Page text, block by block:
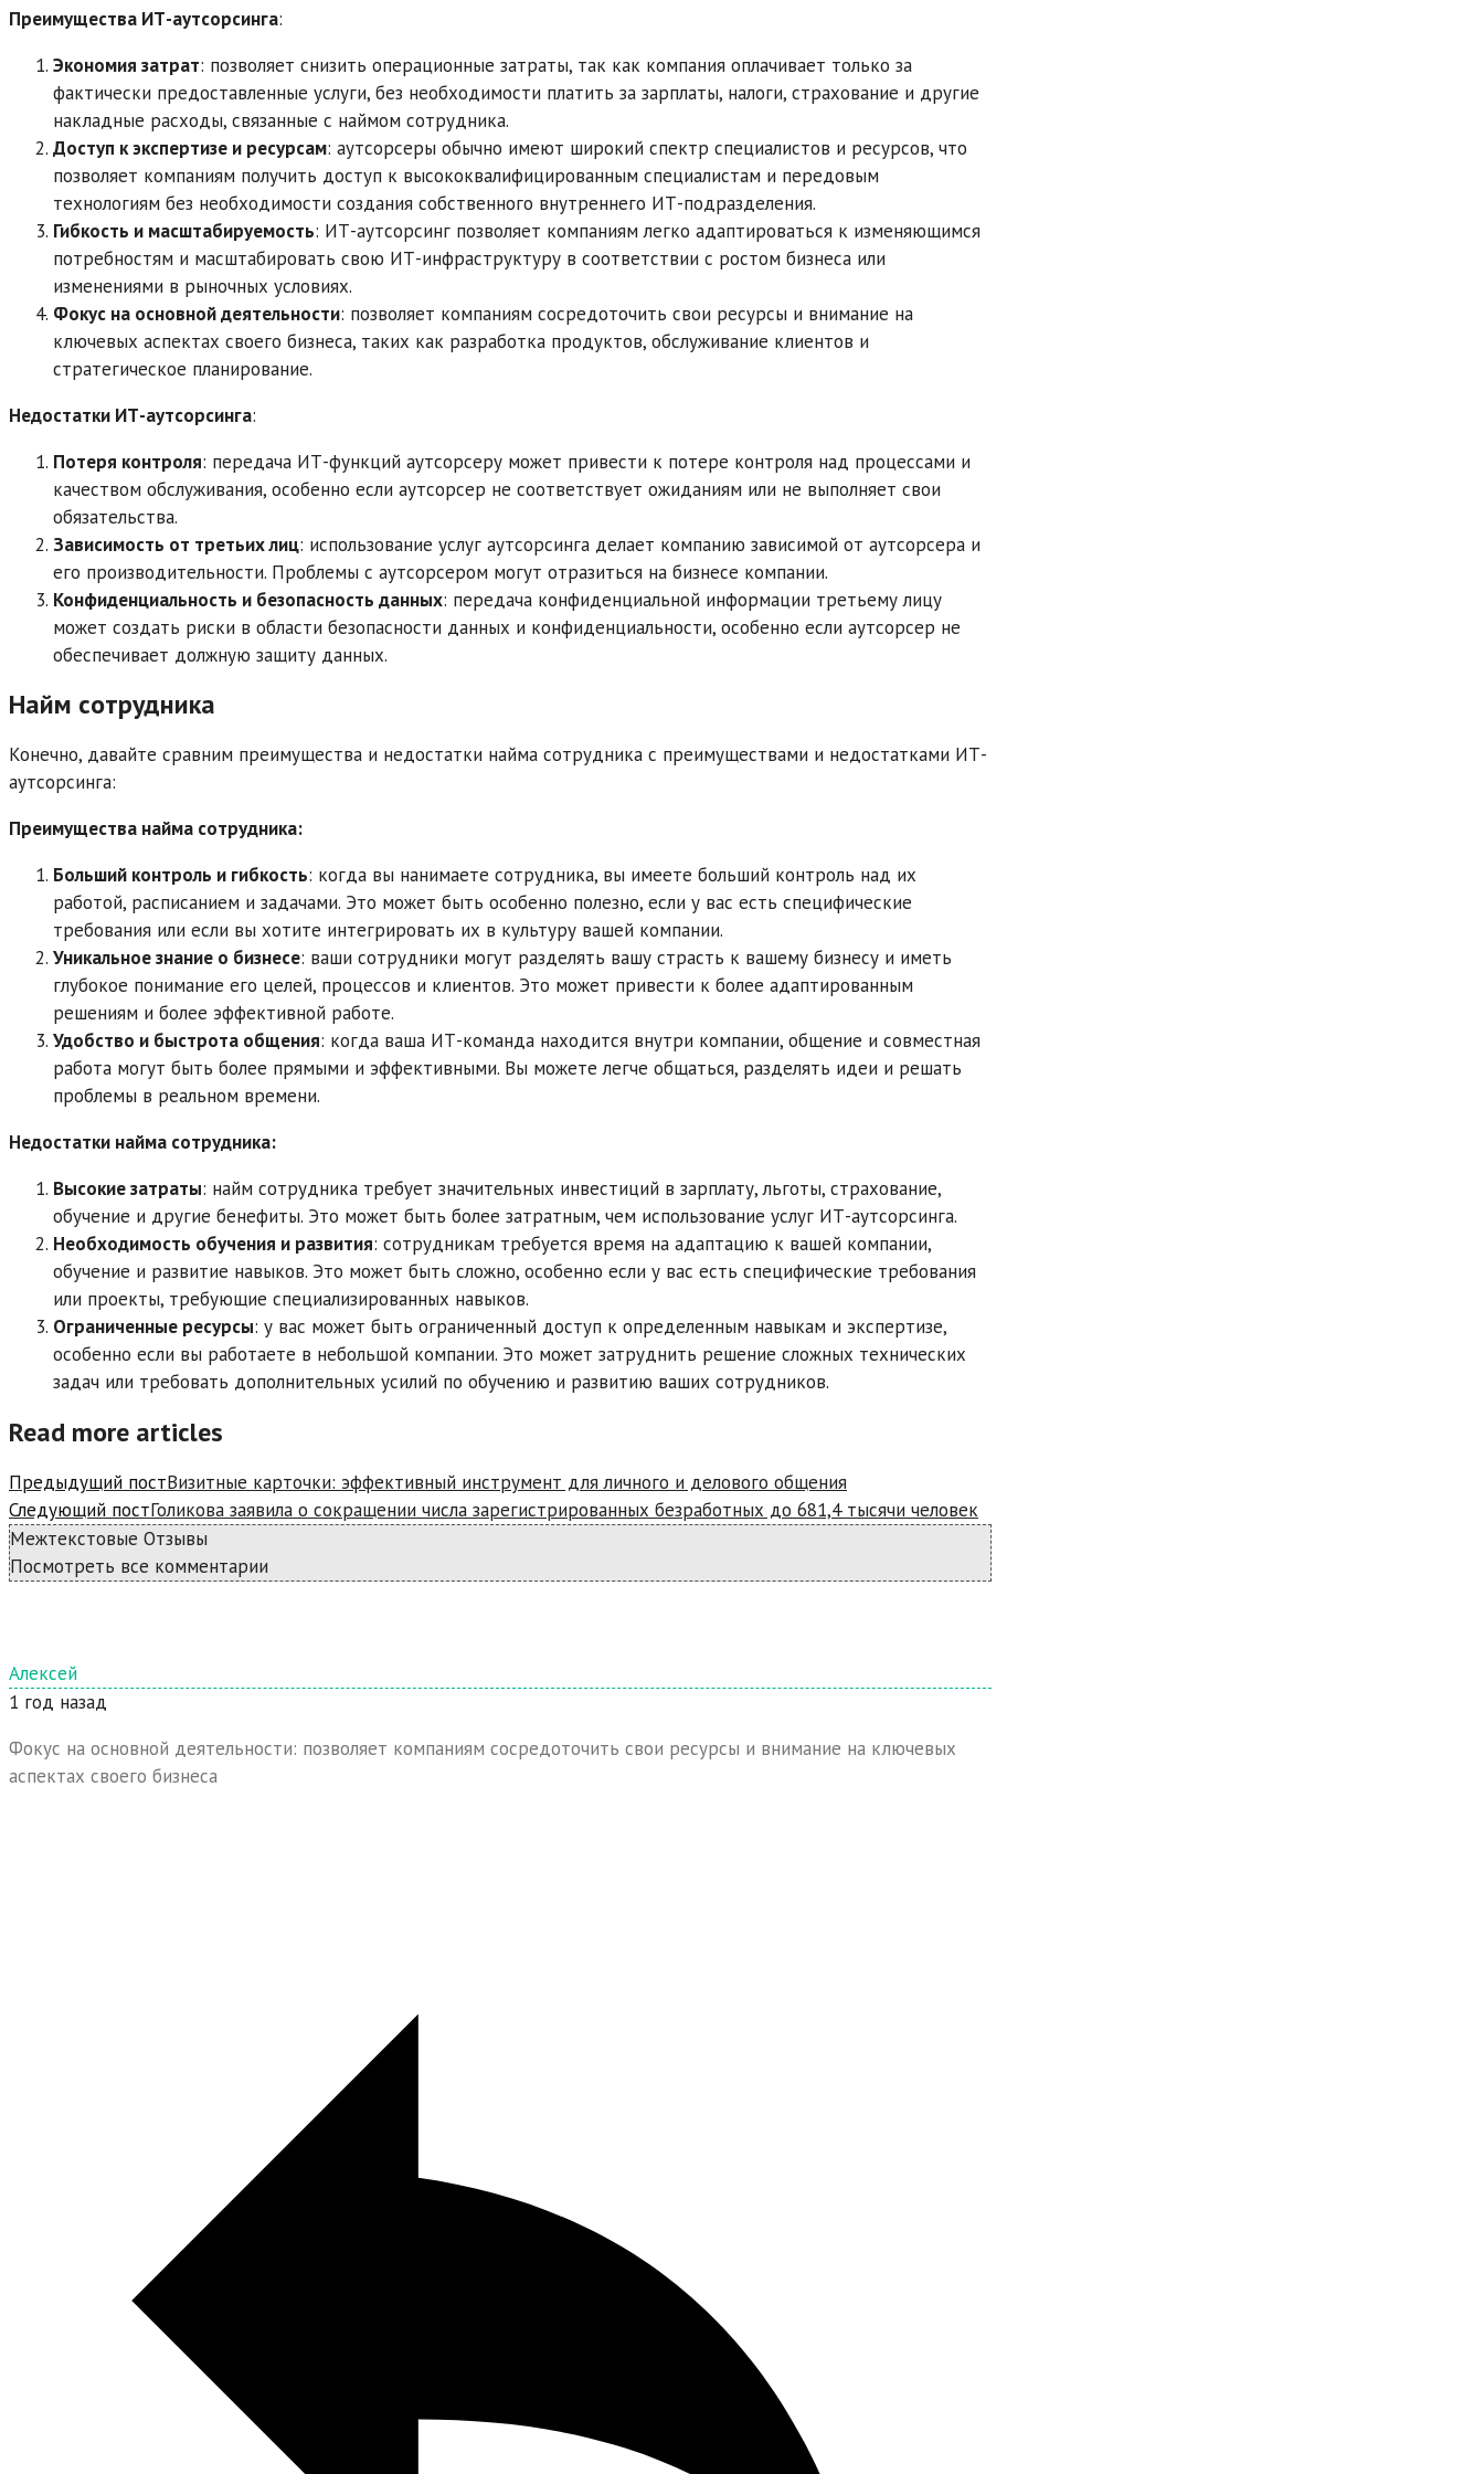
Преимущества ИТ-аутсорсинга:
Экономия затрат: позволяет снизить операционные затраты, так как компания оплачивает только за
фактически предоставленные услуги, без необходимости платить за зарплаты, налоги, страхование и другие
накладные расходы, связанные с наймом сотрудника.
Доступ к экспертизе и ресурсам: аутсорсеры обычно имеют широкий спектр специалистов и ресурсов, что
позволяет компаниям получить доступ к высококвалифицированным специалистам и передовым
технологиям без необходимости создания собственного внутреннего ИТ-подразделения.
Гибкость и масштабируемость: ИТ-аутсорсинг позволяет компаниям легко адаптироваться к изменяющимся
потребностям и масштабировать свою ИТ-инфраструктуру в соответствии с ростом бизнеса или
изменениями в рыночных условиях.
Фокус на основной деятельности: позволяет компаниям сосредоточить свои ресурсы и внимание на
ключевых аспектах своего бизнеса, таких как разработка продуктов, обслуживание клиентов и
стратегическое планирование.
Недостатки ИТ-аутсорсинга:
Потеря контроля: передача ИТ-функций аутсорсеру может привести к потере контроля над процессами и
качеством обслуживания, особенно если аутсорсер не соответствует ожиданиям или не выполняет свои
обязательства.
Зависимость от третьих лиц: использование услуг аутсорсинга делает компанию зависимой от аутсорсера и
его производительности. Проблемы с аутсорсером могут отразиться на бизнесе компании.
Конфиденциальность и безопасность данных: передача конфиденциальной информации третьему лицу
может создать риски в области безопасности данных и конфиденциальности, особенно если аутсорсер не
обеспечивает должную защиту данных.
Найм сотрудника
Конечно, давайте сравним преимущества и недостатки найма сотрудника с преимуществами и недостатками ИТ-
аутсорсинга:
Преимущества найма сотрудника:
Больший контроль и гибкость: когда вы нанимаете сотрудника, вы имеете больший контроль над их
работой, расписанием и задачами. Это может быть особенно полезно, если у вас есть специфические
требования или если вы хотите интегрировать их в культуру вашей компании.
Уникальное знание о бизнесе: ваши сотрудники могут разделять вашу страсть к вашему бизнесу и иметь
глубокое понимание его целей, процессов и клиентов. Это может привести к более адаптированным
решениям и более эффективной работе.
Удобство и быстрота общения: когда ваша ИТ-команда находится внутри компании, общение и совместная
работа могут быть более прямыми и эффективными. Вы можете легче общаться, разделять идеи и решать
проблемы в реальном времени.
Недостатки найма сотрудника:
Высокие затраты: найм сотрудника требует значительных инвестиций в зарплату, льготы, страхование,
обучение и другие бенефиты. Это может быть более затратным, чем использование услуг ИТ-аутсорсинга.
Необходимость обучения и развития: сотрудникам требуется время на адаптацию к вашей компании,
обучение и развитие навыков. Это может быть сложно, особенно если у вас есть специфические требования
или проекты, требующие специализированных навыков.
Ограниченные ресурсы: у вас может быть ограниченный доступ к определенным навыкам и экспертизе,
особенно если вы работаете в небольшой компании. Это может затруднить решение сложных технических
задач или требовать дополнительных усилий по обучению и развитию ваших сотрудников.
Read more articles
Предыдущий постВизитные карточки: эффективный инструмент для личного и делового общения
Следующий постГоликова заявила о сокращении числа зарегистрированных безработных до 681,4 тысячи человек
Межтекстовые Отзывы
Посмотреть все комментарии
Алексей
1 год назад
Фокус на основной деятельности: позволяет компаниям сосредоточить свои ресурсы и внимание на ключевых
аспектах своего бизнеса